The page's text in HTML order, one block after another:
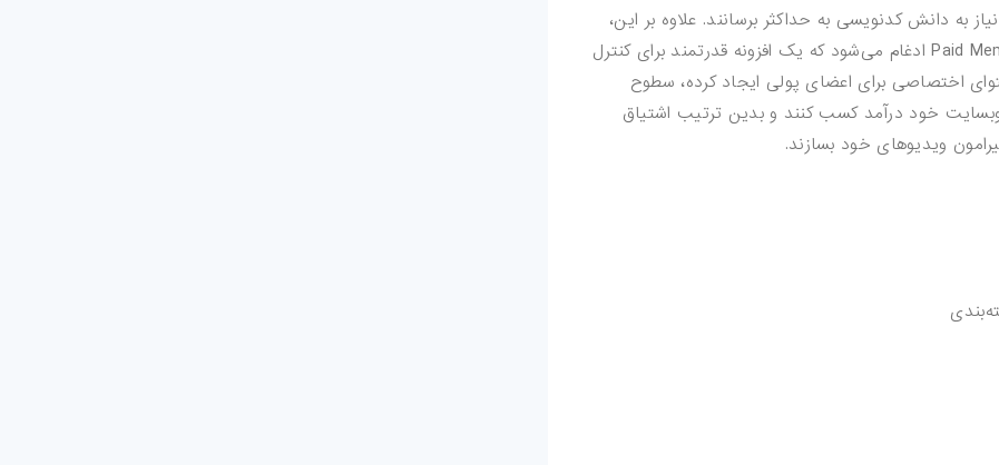
به دانش کدنویسی به حداکثر برسانند. علاوه بر این،
BeTube به طور یکپارچه با افزونه Paid Memberships Pro ادغام می‌شود که یک افزونه قدرتمند برای کنترل
اختصاصی برای اعضای پولی ایجاد کرده، سطوح
خود درآمد کسب کنند و بدین ترتیب اشتیاق
ویدیوهای خود بسازند.